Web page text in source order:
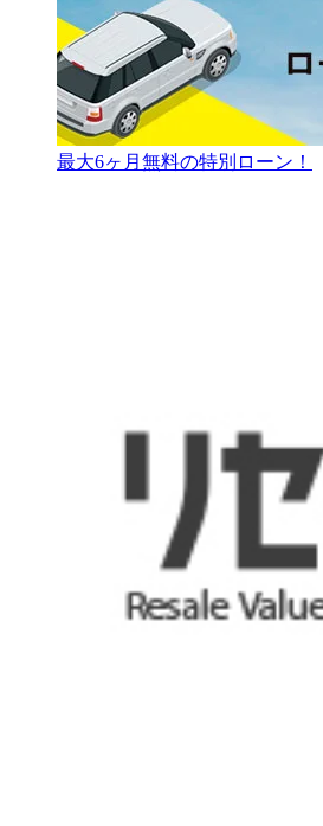
最大6ヶ月無料の特別ローン！